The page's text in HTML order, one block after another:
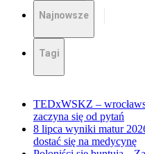
Najnowsze
Tagi
TEDxWSKZ –
zaczyna się od pytań
8 lipca wyniki matur
dostać się na medycynę